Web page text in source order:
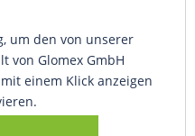
um den von unserer
von Glomex GmbH
einem Klick anzeigen